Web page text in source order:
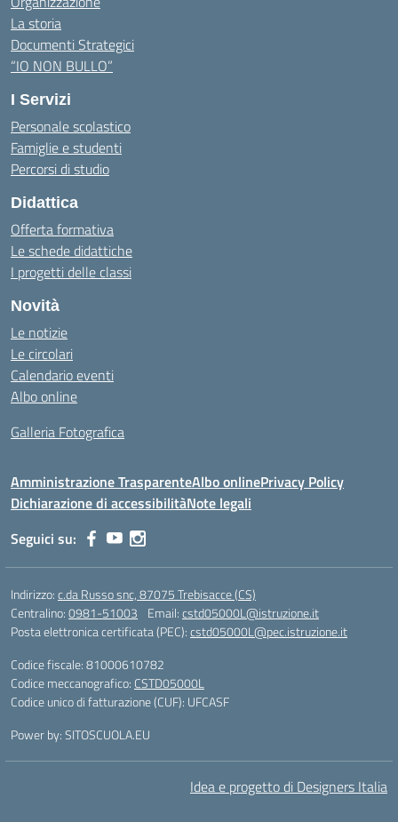
La storia
Documenti Strategici
“IO NON BULLO”
I Servizi
Personale scolastico
Famiglie e studenti
Percorsi di studio
Didattica
Offerta formativa
Le schede didattiche
I progetti delle classi
Novità
Le notizie
Le circolari
Calendario eventi
Albo online
Galleria Fotografica
Amministrazione TrasparenteAlbo onlinePrivacy Policy
Dichiarazione di accessibilitàNote legali
Seguici su:
Indirizzo:c.da Russo snc, 87075 Trebisacce (CS)
Centralino:0981-51003 Email:cstd05000L@istruzione.it
Posta elettronica certificata (PEC):cstd05000L@pec.istruzione.it
Codice fiscale: 81000610782
Codice meccanografico: CSTD05000L
Codice unico di fatturazione (CUF): UFCASF
Power by: SITOSCUOLA.EU
Idea e progetto di Designers Italia